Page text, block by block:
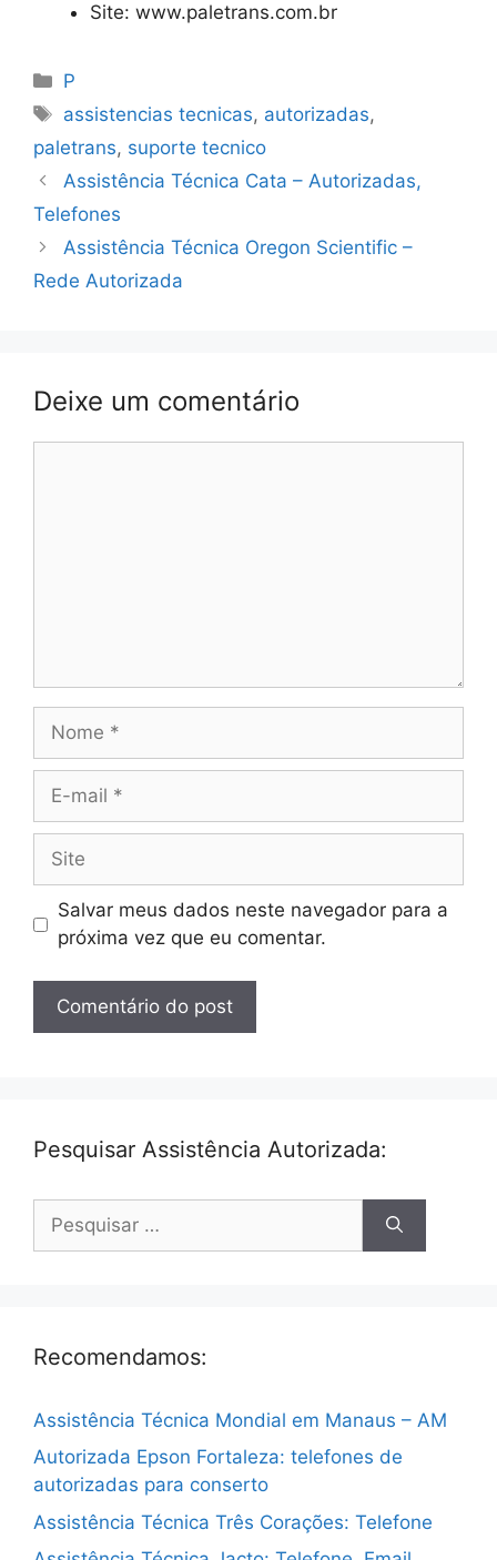
Site: www.paletrans.com.br
Categorias
P
Tags
assistencias tecnicas, autorizadas,
paletrans, suporte tecnico
Assistência Técnica Cata – Autorizadas,
Telefones
Assistência Técnica Oregon Scientific –
Rede Autorizada
Deixe um comentário
Nome
Site
Salvar meus dados neste navegador para a
próxima vez que eu comentar.
Pesquisar Assistência Autorizada:
por:
Recomendamos:
Assistência Técnica Mondial em Manaus – AM
Autorizada Epson Fortaleza: telefones de
autorizadas para conserto
Assistência Técnica Três Corações: Telefone